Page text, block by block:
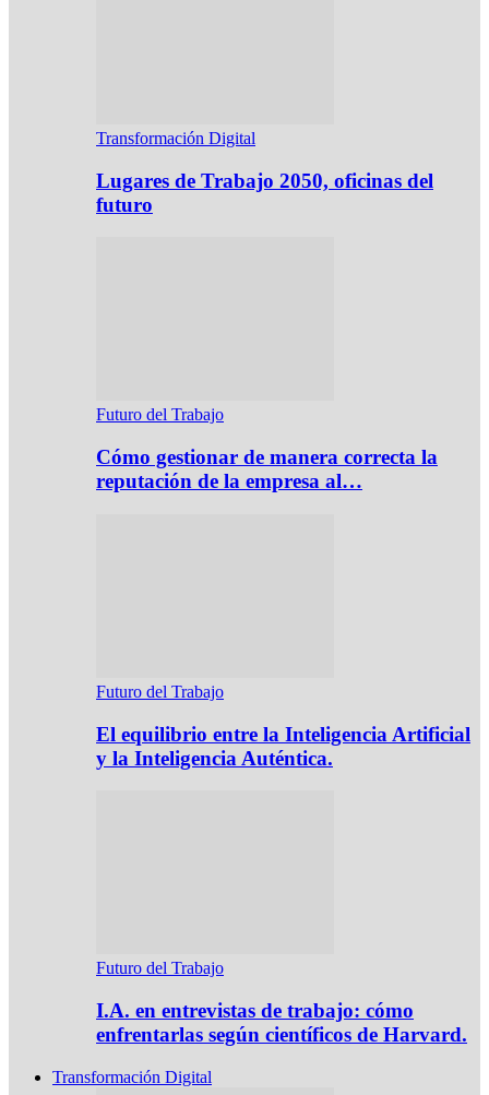
Transformación Digital
Lugares de Trabajo 2050, oficinas del
futuro
Futuro del Trabajo
Cómo gestionar de manera correcta la
reputación de la empresa al…
Futuro del Trabajo
El equilibrio entre la Inteligencia Artificial
y la Inteligencia Auténtica.
Futuro del Trabajo
I.A. en entrevistas de trabajo: cómo
enfrentarlas según científicos de Harvard.
Transformación Digital